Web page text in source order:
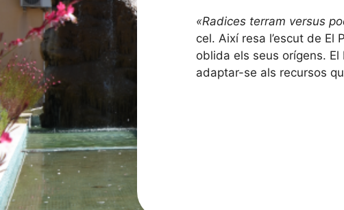
«Radices terram versus
cel. Així resa l’escut de
oblida els seus orígens.
adaptar-se als recursos